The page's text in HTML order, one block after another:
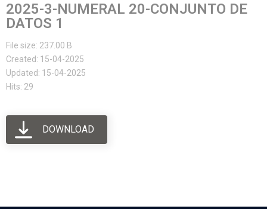
2025-3-NUMERAL 20-CONJUNTO DE
DATOS 1
File size: 237.00 B
Created: 15-04-2025
Updated: 15-04-2025
Hits: 29
DOWNLOAD